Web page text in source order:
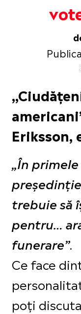
Eriksson,
„În
trebuie să
pentru…
funerare”.
Ce face
poți